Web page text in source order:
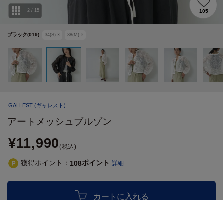
ブラック(019) 34(S) × 38(M) ×
2 / 15 105
GALLEST (ギャレスト)
アートメッシュブルゾン
¥11,990(税込)
獲得ポイント： 108ポイント 詳細
カートに入れる